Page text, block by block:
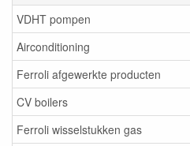
VDHT pompen
Airconditioning
Ferroli afgewerkte producten
CV boilers
Ferroli wisselstukken gas